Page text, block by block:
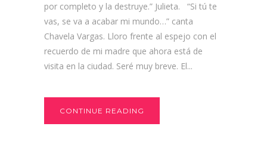
por completo y la destruye.” Julieta. “Si tú te
vas, se va a acabar mi mundo…” canta
Chavela Vargas. Lloro frente al espejo con el
recuerdo de mi madre que ahora está de
visita en la ciudad. Seré muy breve. El...
CONTINUE READING